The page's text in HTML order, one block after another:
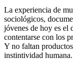
La experiencia de
sociológicos,
jóvenes de hoy es el
contentarse con los
Y no faltan
instintividad humana.